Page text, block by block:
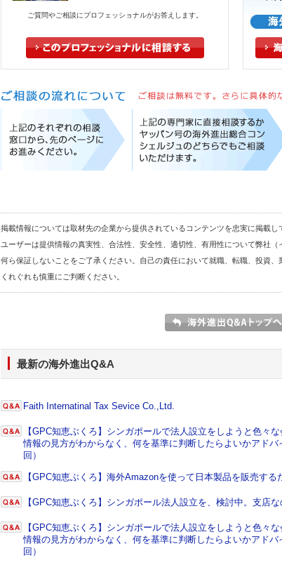
ご質問やご相談にプロフェッショナルがお答えします。
掲載情報については取材先の企業から提供されているコンテンツを忠実に掲載し
ユーザーは提供情報の真実性、合法性、安全性、適切性、有用性について弊社（
何ら保証しないことをご了承ください。自己の責任において就職、転職、投資、
くれぐれも慎重にご判断ください。
最新の海外進出Q&A
Faith Internatinal Tax Sevice Co.,Ltd.
【GPC知恵ぶくろ】シンガポールで法人設立をしようと色々
情報の見方がわからなく、何を基準に判断したらよいかアド
回）
【GPC知恵ぶくろ】海外Amazonを使って日本製品を販売す
【GPC知恵ぶくろ】シンガポール法人設立を、検討中。支店
【GPC知恵ぶくろ】シンガポールで法人設立をしようと色々
情報の見方がわからなく、何を基準に判断したらよいかアド
回）